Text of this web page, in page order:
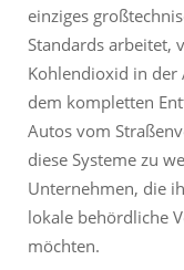
einziges
Standards arbeitet,
Kohlendioxid in der
dem kompletten
Autos vom
diese Systeme zu
Unternehmen, die
lokale behördliche
möchten.